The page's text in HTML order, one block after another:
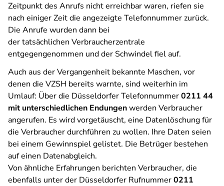
Zeitpunkt des Anrufs nicht erreichbar waren, riefen sie
nach einiger Zeit die angezeigte Telefonnummer zurück.
Die Anrufe wurden dann bei
der tatsächlichen Verbraucherzentrale
entgegengenommen und der Schwindel fiel auf.
Auch aus der Vergangenheit bekannte Maschen, vor
denen die VZSH bereits warnte, sind weiterhin im
Umlauf: Über die Düsseldorfer Telefonnummer0211 44
mit unterschiedlichen Endungenwerden Verbraucher
angerufen. Es wird vorgetäuscht, eine Datenlöschung für
die Verbraucher durchführen zu wollen. Ihre Daten seien
bei einem Gewinnspiel gelistet. Die Betrüger bestehen
auf einen Datenabgleich.
Von ähnliche Erfahrungen berichten Verbraucher, die
ebenfalls unter der Düsseldorfer Rufnummer0211